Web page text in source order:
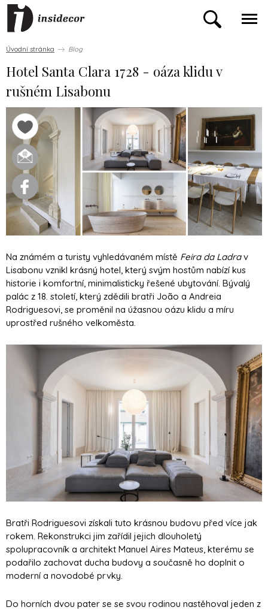
Úvodní stránka Blog
Hotel Santa Clara 1728 - oáza klidu v
rušném Lisabonu
Na známém a turisty vyhledávaném místě Feira da Ladrav
Lisabonu vznikl krásný hotel, který svým hostům nabízí kus
historie i komfortní, minimalisticky řešené ubytování. Bývalý
palác z 18. století, který zdědili bratři João a Andreia
Rodriguesovi, se proměnil na úžasnou oázu klidu a míru
uprostřed rušného velkoměsta.
Bratři Rodriguesovi získali tuto krásnou budovu před více jak
rokem. Rekonstrukci jim zařídil jejich dlouholetý
spolupracovník a architekt Manuel Aires Mateus, kterému se
podařilo zachovat ducha budovy a současně ho doplnit o
moderní a novodobé prvky.
Do horních dvou pater se se svou rodinou nastěhoval jeden z